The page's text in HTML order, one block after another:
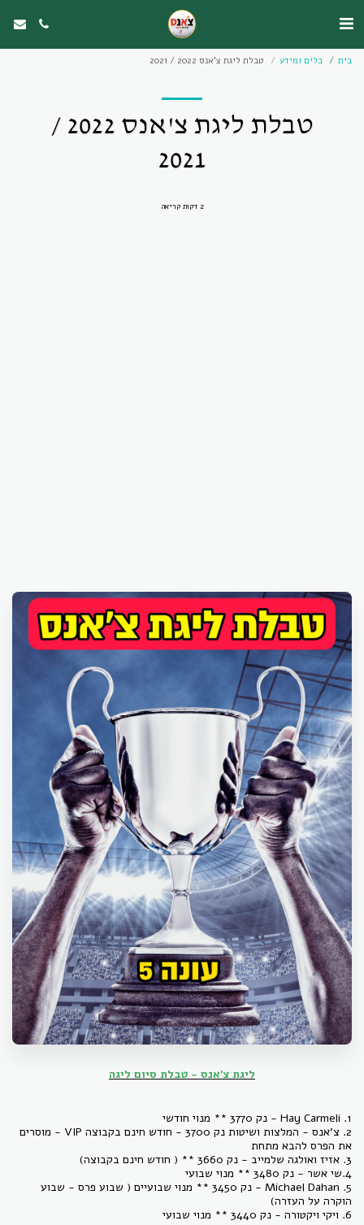
בית כלים ומידע טבלת ליגת צ'אנס 2022 / 2021
טבלת ליגת צ'אנס 2022 /
2021
2 דקות קריאה
ליגת צ'אנס - טבלת סיום ליגה
1. Hay Carmeli - נק 3770 ** מנוי חודשי
2. צ'אנס - המלצות ושיטות נק 3700 - חודש חינם בקבוצה VIP - מוסרים
את הפרס להבא מתחת
3. אזיז ואולגה שלמייב - נק 3660 ** ( חודש חינם בקבוצה)
4.שי אשר - נק 3480 ** מנוי שבועי
5. Michael Dahan - נק 3450 ** מנוי שבועיים ( שבוע פרס - שבוע
הוקרה על העזרה)
6. ויקי ויקטורה - נק 3440 ** מנוי שבועי